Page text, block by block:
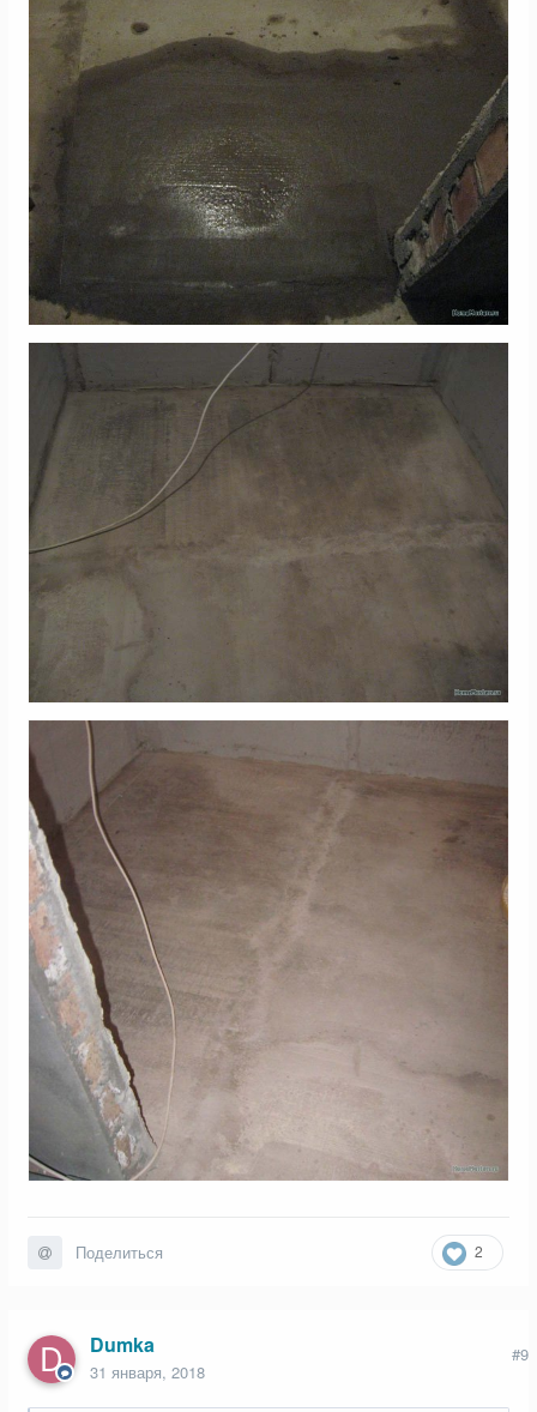
2
Поделиться
Dumka
31 января, 2018
#9